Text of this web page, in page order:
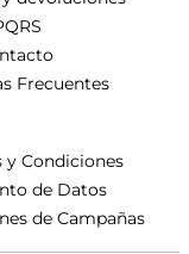
Frecuentes
y Condiciones
de Datos
de Campañas